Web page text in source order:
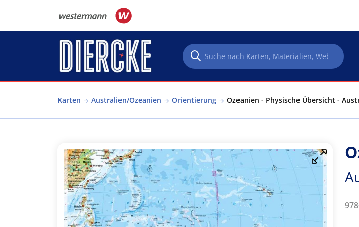
Karten Australien/Ozeanien Orientierung Ozeanien - Physische Übersicht -